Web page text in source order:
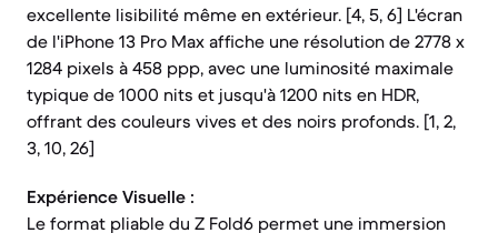
excellente lisibilité même en extérieur. [4, 5, 6] L'écran
de l'iPhone 13 Pro Max affiche une résolution de 2778 x
1284 pixels à 458 ppp, avec une luminosité maximale
typique de 1000 nits et jusqu'à 1200 nits en HDR,
offrant des couleurs vives et des noirs profonds. [1, 2,
3, 10, 26]
Expérience Visuelle :
Le format pliable du Z Fold6 permet une immersion